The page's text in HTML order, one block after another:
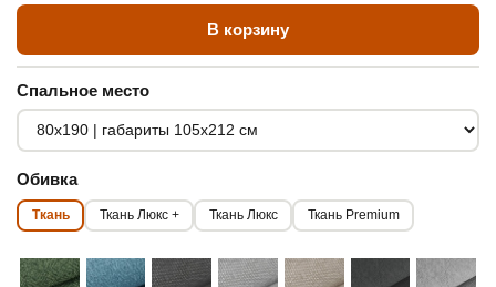
В корзину
Спальное место
Обивка
Ткань Ткань Люкс + Ткань Люкс Ткань Premium